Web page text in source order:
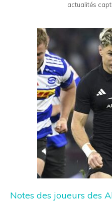
actualités
Notes des joueurs des